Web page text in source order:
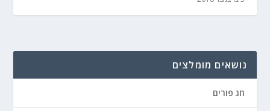
נושאים מומלצים
חג פורים